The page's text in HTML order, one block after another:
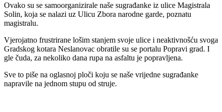
Ovako su se samoorganizirale naše sugrađanke iz ulice Magistrala
Solin, koja se nalazi uz Ulicu Zbora narodne garde, poznatu
magistralu.
Vjerojatno frustrirane lošim stanjem svoje ulice i neaktivnošću svoga
Gradskog kotara Neslanovac obratile su se portalu Popravi grad. I
gle čuda, za nekoliko dana rupa na asfaltu je popravljena.
Sve to piše na oglasnoj ploči koju se naše vrijedne sugrađanke
napravile na jednom stupu od struje.